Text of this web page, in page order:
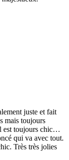
juste et fait
mais toujours
est toujours chic…
qui va avec tout.
Très très jolies